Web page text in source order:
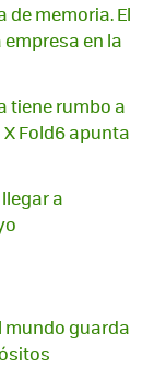
de memoria. El
en la
tiene rumbo a
Fold6 apunta
a
mundo guarda